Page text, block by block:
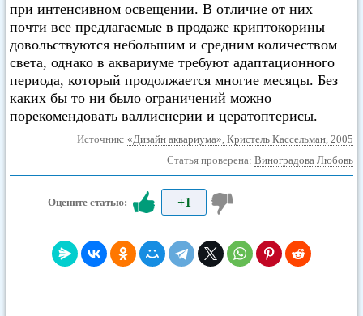
при интенсивном освещении. В отличие от них
почти все предлагаемые в продаже криптокорины
довольствуются небольшим и средним количеством
света, однако в аквариуме требуют адаптационного
периода, который продолжается многие месяцы. Без
каких бы то ни было ограничений можно
порекомендовать валлиснерии и цератоптерисы.
Источник: «Дизайн аквариума», Кристель Кассельман, 2005
Статья проверена: Виноградова Любовь
Оцените статью: +1